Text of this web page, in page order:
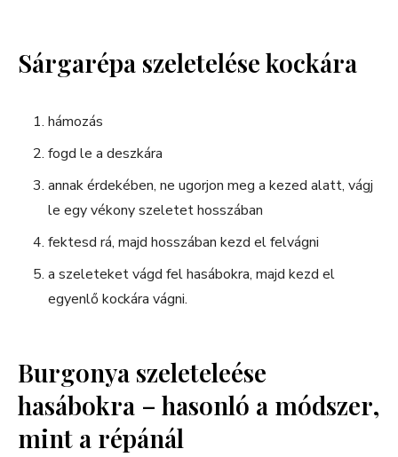
Sárgarépa szeletelése kockára
hámozás
fogd le a deszkára
annak érdekében, ne ugorjon meg a kezed alatt, vágj
le egy vékony szeletet hosszában
fektesd rá, majd hosszában kezd el felvágni
a szeleteket vágd fel hasábokra, majd kezd el
egyenlő kockára vágni.
Burgonya szeleteleése
hasábokra – hasonló a módszer,
mint a répánál